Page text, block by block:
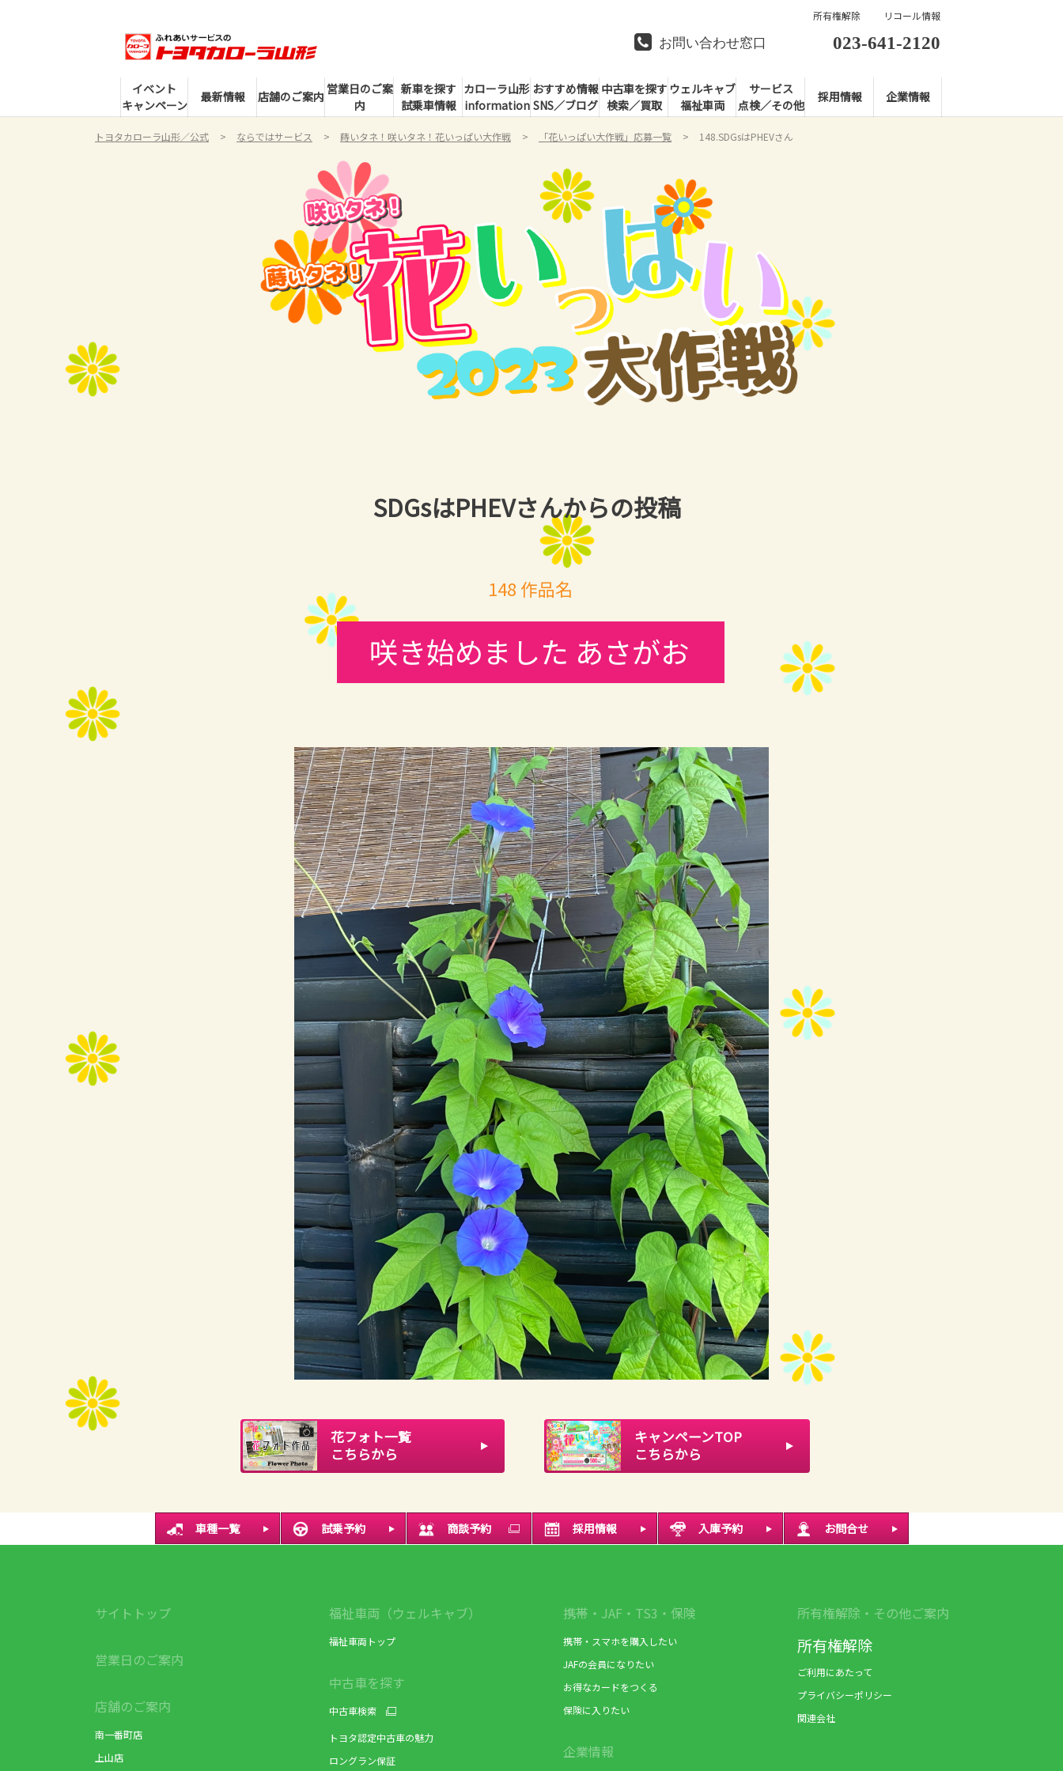
お問い合わせ窓口 023-641-2120
イベント
キャンペーン
最新情報 店舗のご案内 営業日のご案
内
新車を探す
試乗車情報
カローラ山形
information
おすすめ情報
SNS／ブログ
中古車を探す
検索／買取
ウェルキャブ
福祉車両
サービス
点検／その他
採用情報 企業情報
所有権解除 リコール情報
トヨタカローラ山形／公式 ならではサービス 蒔いタネ！咲いタネ！花いっぱい大作戦 「花いっぱい大作戦」応募一覧 148.SDGsはPHEVさん
咲き始めました あさがお
148 作品名
SDGsはPHEVさんからの投稿
花フォト一覧
こちらから
キャンペーンTOP
こちらから
車種一覧 試乗予約 商談予約 採用情報 入庫予約 お問合せ
サイトトップ
営業日のご案内
店舗のご案内
南一番町店
上山店
福祉車両（ウェルキャブ）
福祉車両トップ
中古車を探す
中古車検索
トヨタ認定中古車の魅力
ロングラン保証
携帯・JAF・TS3・保険
携帯・スマホを購入したい
JAFの会員になりたい
お得なカードをつくる
保険に入りたい
企業情報
所有権解除・その他ご案内
所有権解除
ご利用にあたって
プライバシーポリシー
関連会社